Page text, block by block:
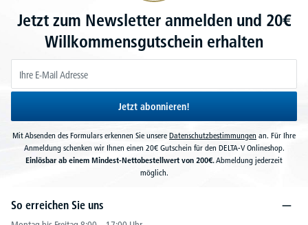
Jetzt zum Newsletter anmelden und 20€
Willkommensgutschein erhalten
Jetzt abonnieren!
Mit Absenden des Formulars erkennen Sie unsere Datenschutzbestimmungen an. Für Ihre
Anmeldung schenken wir Ihnen einen 20€ Gutschein für den DELTA-V Onlineshop.
Einlösbar ab einem Mindest-Nettobestellwert von 200€.Abmeldung jederzeit
möglich.
So erreichen Sie uns